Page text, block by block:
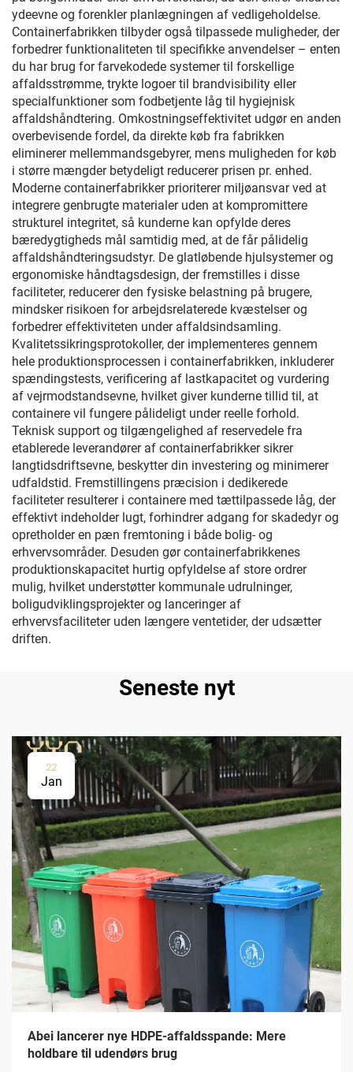
ydeevne og forenkler planlægningen af vedligeholdelse.
Containerfabrikken tilbyder også tilpassede muligheder, der
forbedrer funktionaliteten til specifikke anvendelser – enten
du har brug for farvekodede systemer til forskellige
affaldsstrømme, trykte logoer til brandvisibility eller
specialfunktioner som fodbetjente låg til hygiejnisk
affaldshåndtering. Omkostningseffektivitet udgør en anden
overbevisende fordel, da direkte køb fra fabrikken
eliminerer mellemmandsgebyrer, mens muligheden for køb
i større mængder betydeligt reducerer prisen pr. enhed.
Moderne containerfabrikker prioriterer miljøansvar ved at
integrere genbrugte materialer uden at kompromittere
strukturel integritet, så kunderne kan opfylde deres
bæredygtigheds mål samtidig med, at de får pålidelig
affaldshåndteringsudstyr. De glatløbende hjulsystemer og
ergonomiske håndtagsdesign, der fremstilles i disse
faciliteter, reducerer den fysiske belastning på brugere,
mindsker risikoen for arbejdsrelaterede kvæstelser og
forbedrer effektiviteten under affaldsindsamling.
Kvalitetssikringsprotokoller, der implementeres gennem
hele produktionsprocessen i containerfabrikken, inkluderer
spændingstests, verificering af lastkapacitet og vurdering
af vejrmodstandsevne, hvilket giver kunderne tillid til, at
containere vil fungere pålideligt under reelle forhold.
Teknisk support og tilgængelighed af reservedele fra
etablerede leverandører af containerfabrikker sikrer
langtidsdriftsevne, beskytter din investering og minimerer
udfaldstid. Fremstillingens præcision i dedikerede
faciliteter resulterer i containere med tættilpassede låg, der
effektivt indeholder lugt, forhindrer adgang for skadedyr og
opretholder en pæn fremtoning i både bolig- og
erhvervsområder. Desuden gør containerfabrikkenes
produktionskapacitet hurtig opfyldelse af store ordrer
mulig, hvilket understøtter kommunale udrulninger,
boligudviklingsprojekter og lanceringer af
erhvervsfaciliteter uden længere ventetider, der udsætter
driften.
Seneste nyt
22
Jan
Abei lancerer nye HDPE-affaldsspande: Mere
holdbare til udendørs brug